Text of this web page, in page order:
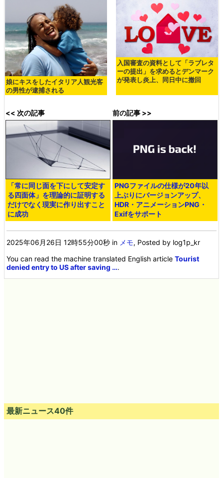
娘にキスをしたイタリア人観光客
の男性が逮捕される
入国審査の資料として「ラブレタ
ーの提出」を求めるとデンマーク
が発表し炎上、同日中に撤回
<< 次の記事
「常に同じ面を下にして安定す
る四面体」を理論的に証明する
だけでなく現実に作り出すこと
に成功
前の記事 >>
PNGファイルの仕様が20年以
上ぶりにバージョンアップ、
HDR・アニメーションPNG・
Exifをサポート
2025年06月26日 12時55分00秒 in メモ, Posted by log1p_kr
You can read the machine translated English articleTourist
denied entry to US after saving ….
最新ニュース40件